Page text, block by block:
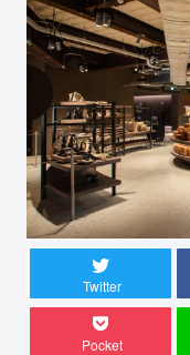
Twitter
Pocket